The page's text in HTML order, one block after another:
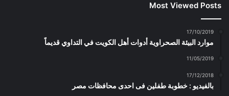
Most Viewed Posts
17/10/2019
موارد البيئة الصحراوية أدوات أهل الكويت في التداوي قديماً
11/05/2019
17/12/2018
بالفيديو : خطوبة طفلين فى احدى محافظات مصر